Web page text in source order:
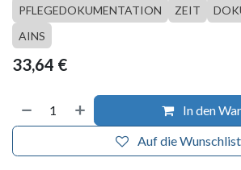
PFLEGEDOKUMENTATION
ZEIT
AINS
33,64 €
In den
Auf die